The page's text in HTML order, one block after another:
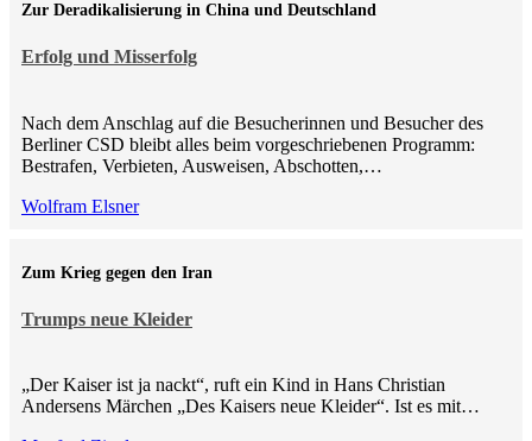
Erfolg und Misserfolg
Zur Deradikalisierung in China und Deutschland
Nach dem Anschlag auf die Besucherinnen und Besucher des
Berliner CSD bleibt alles beim vorgeschriebenen Programm:
Bestrafen, Verbieten, Ausweisen, Abschotten,…
Wolfram Elsner
Trumps neue Kleider
Zum Krieg gegen den Iran
„Der Kaiser ist ja nackt“, ruft ein Kind in Hans Christian
Andersens Märchen „Des Kaisers neue Kleider“. Ist es mit…